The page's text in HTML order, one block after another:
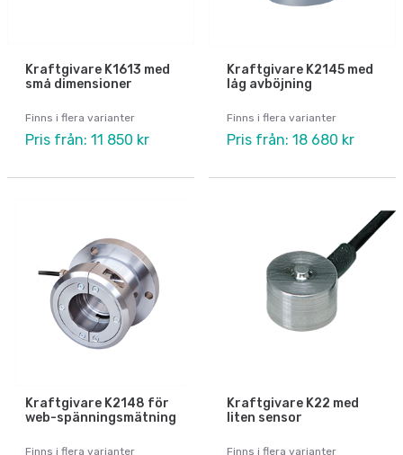
Kraftgivare K1613 med
små dimensioner
Finns i flera varianter
Pris från: 11 850 kr
Kraftgivare K2145 med
låg avböjning
Finns i flera varianter
Pris från: 18 680 kr
Kraftgivare K2148 för
web-spänningsmätning
Finns i flera varianter
Kraftgivare K22 med
liten sensor
Finns i flera varianter